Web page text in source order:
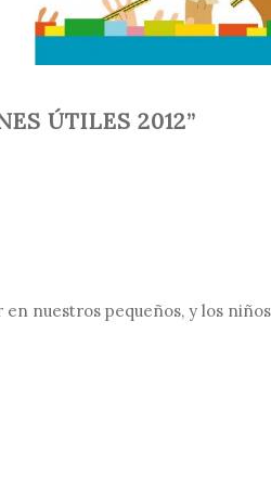
ÚTILES 2012”
nuestros pequeños, y los